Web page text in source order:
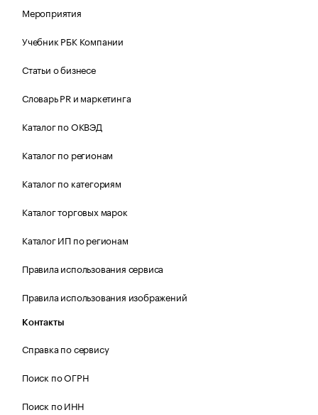
Мероприятия
Учебник РБК Компании
Статьи о бизнесе
Словарь PR и маркетинга
Каталог по ОКВЭД
Каталог по регионам
Каталог по категориям
Каталог торговых марок
Каталог ИП по регионам
Правила использования сервиса
Правила использования изображений
Контакты
Справка по сервису
Поиск по ОГРН
Поиск по ИНН